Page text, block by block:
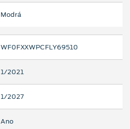
Modrá
WF0FXXWPCFLY69510
1/2021
1/2027
Ano